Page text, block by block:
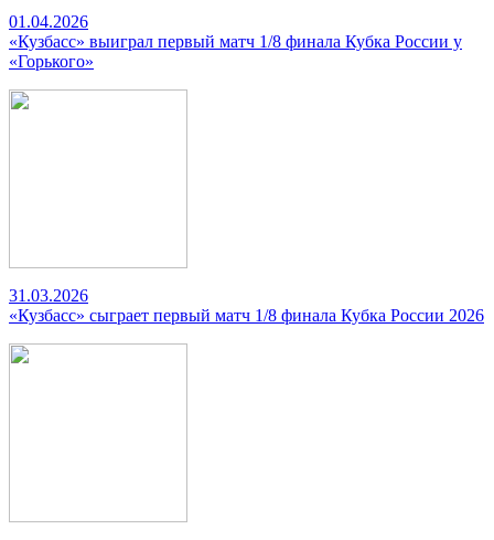
01.04.2026
«Кузбасс» выиграл первый матч 1/8 финала Кубка России у
«Горького»
31.03.2026
«Кузбасс» сыграет первый матч 1/8 финала Кубка России 2026